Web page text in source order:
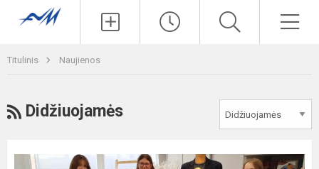
Titulinis Naujienos
RSS
Didžiuojamės
Druskininkų